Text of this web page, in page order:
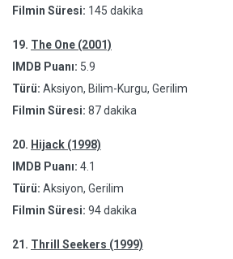
Filmin Süresi: 145 dakika
19. The One (2001)
IMDB Puanı: 5.9
Türü: Aksiyon, Bilim-Kurgu, Gerilim
Filmin Süresi: 87 dakika
20. Hijack (1998)
IMDB Puanı: 4.1
Türü: Aksiyon, Gerilim
Filmin Süresi: 94 dakika
21. Thrill Seekers (1999)